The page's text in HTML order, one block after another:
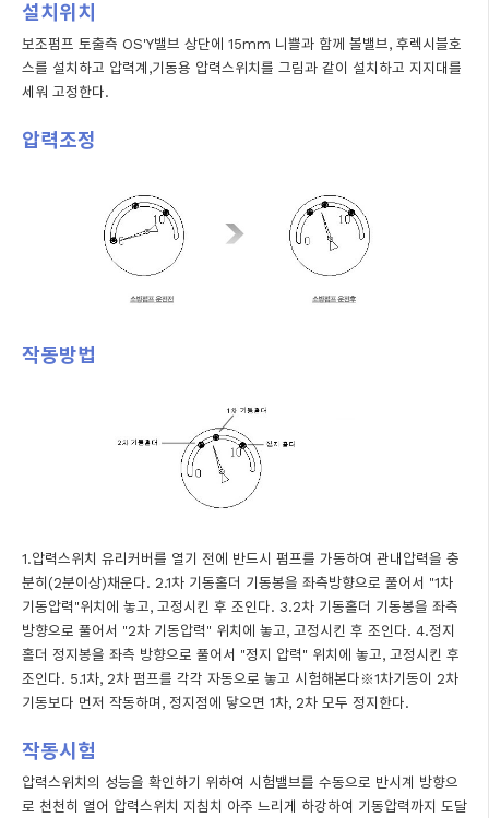
설치위치
보조펌프 토출측 OS'Y밸브 상단에 15mm 니쁠과 함께 볼밸브, 후렉시블호
스를 설치하고 압력계,기동용 압력스위치를 그림과 같이 설치하고 지지대를
세워 고정한다.
압력조정
작동방법
1.압력스위치 유리커버를 열기 전에 반드시 펌프를 가동하여 관내압력을 충
분히(2분이상)채운다. 2.1차 기동홀더 기동봉을 좌측방향으로 풀어서 "1차
기동압력"위치에 놓고, 고정시킨 후 조인다. 3.2차 기동홀더 기동봉을 좌측
방향으로 풀어서 "2차 기동압력" 위치에 놓고, 고정시킨 후 조인다. 4.정지
홀더 정지봉을 좌측 방향으로 풀어서 "정지 압력" 위치에 놓고, 고정시킨 후
조인다. 5.1차, 2차 펌프를 각각 자동으로 놓고 시험해본다※1차기동이 2차
기동보다 먼저 작동하며, 정지점에 닿으면 1차, 2차 모두 정지한다.
작동시험
압력스위치의 성능을 확인하기 위하여 시험밸브를 수동으로 반시계 방향으
로 천천히 열어 압력스위치 지침치 아주 느리게 하강하여 기동압력까지 도달